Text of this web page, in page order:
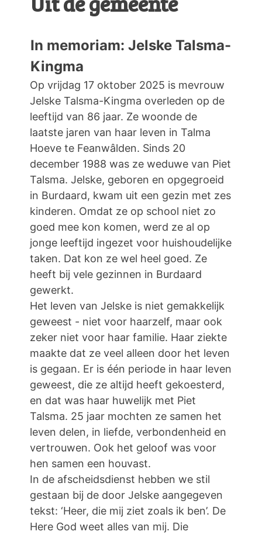
In memoriam: Jelske Talsma-
Kingma
Op vrijdag 17 oktober 2025 is mevrouw
Jelske Talsma-Kingma overleden op de
leeftijd van 86 jaar. Ze woonde de
laatste jaren van haar leven in Talma
Hoeve te Feanwâlden. Sinds 20
december 1988 was ze weduwe van Piet
Talsma. Jelske, geboren en opgegroeid
in Burdaard, kwam uit een gezin met zes
kinderen. Omdat ze op school niet zo
goed mee kon komen, werd ze al op
jonge leeftijd ingezet voor huishoudelijke
taken. Dat kon ze wel heel goed. Ze
heeft bij vele gezinnen in Burdaard
gewerkt.
Het leven van Jelske is niet gemakkelijk
geweest - niet voor haarzelf, maar ook
zeker niet voor haar familie. Haar ziekte
maakte dat ze veel alleen door het leven
is gegaan. Er is één periode in haar leven
geweest, die ze altijd heeft gekoesterd,
en dat was haar huwelijk met Piet
Talsma. 25 jaar mochten ze samen het
leven delen, in liefde, verbondenheid en
vertrouwen. Ook het geloof was voor
hen samen een houvast.
In de afscheidsdienst hebben we stil
gestaan bij de door Jelske aangegeven
tekst: ‘Heer, die mij ziet zoals ik ben’. De
Here God weet alles van mij. Die